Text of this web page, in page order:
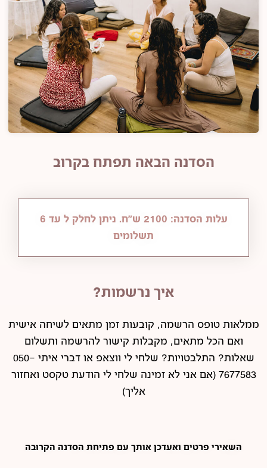
הסדנה הבאה תפתח בקרוב
עלות הסדנה: 2100 ש"ח. ניתן לחלק ל עד 6
תשלומים
איך נרשמות?
ממלאות טופס הרשמה, קובעות זמן מתאים לשיחה אישית
ואם הכל מתאים, מקבלות קישור להרשמה ותשלום
שאלות? התלבטויות? שלחי לי ווצאפ או דברי איתי 050-
7677583 (אם אני לא זמינה שלחי לי הודעת טקסט ואחזור
אליך)
השאירי פרטים ואעדכן אותך עם פתיחת הסדנה הקרובה